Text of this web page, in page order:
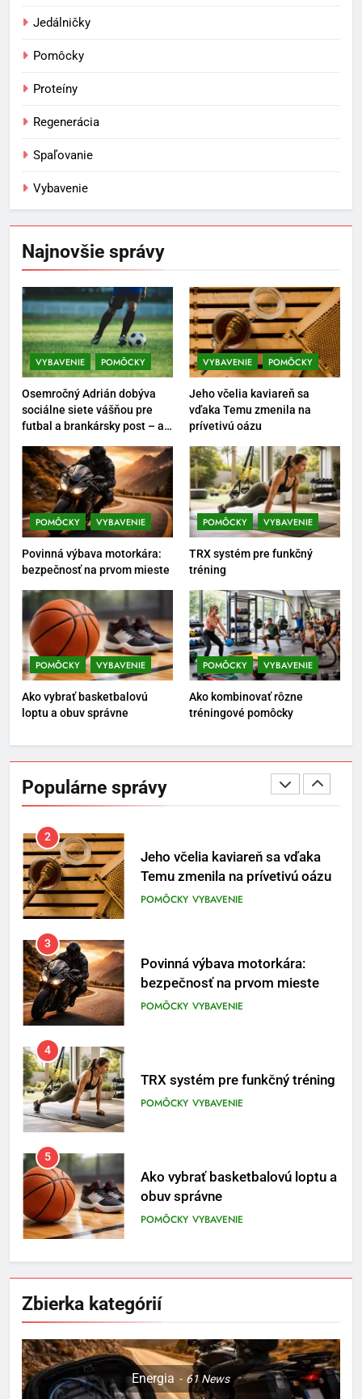
Jedálničky
Pomôcky
Proteíny
Regenerácia
Spaľovanie
Vybavenie
Najnovšie správy
VYBAVENIE POMÔCKY
Osemročný Adrián dobýva
sociálne siete vášňou pre
futbal a brankársky post – aj
VYBAVENIE POMÔCKY
Jeho včelia kaviareň sa
vďaka Temu zmenila na
prívetivú oázu
POMÔCKY VYBAVENIE
Povinná výbava motorkára:
bezpečnosť na prvom mieste
POMÔCKY VYBAVENIE
TRX systém pre funkčný
tréning
POMÔCKY VYBAVENIE
Ako vybrať basketbalovú
loptu a obuv správne
POMÔCKY VYBAVENIE
Ako kombinovať rôzne
tréningové pomôcky
Populárne správy
5
Ako vybrať basketbalovú loptu a
obuv správne
POMÔCKY VYBAVENIE
6
Ako kombinovať rôzne
tréningové pomôcky
POMÔCKY VYBAVENIE
7
Pomôcky na cvičenie brucha
POMÔCKY VYBAVENIE
8
Najlepšie doplnky pre
motocyklistov na dlhé trasy
ENERGIA VYBAVENIE
Osemročný Adrián dobýva
sociálne siete vášňou pre futbal
a brankársky post – aj vďaka
produktom z Temu
POMÔCKY
2
Jeho včelia kaviareň sa vďaka
Temu zmenila na prívetivú oázu
POMÔCKY VYBAVENIE
3
Povinná výbava motorkára:
bezpečnosť na prvom mieste
POMÔCKY VYBAVENIE
4
TRX systém pre funkčný tréning
POMÔCKY VYBAVENIE
5
Ako vybrať basketbalovú loptu a
obuv správne
POMÔCKY VYBAVENIE
Ako kombinovať rôzne
tréningové pomôcky
POMÔCKY
7
Pomôcky na cvičenie brucha
Zbierka kategórií
Energia 61News